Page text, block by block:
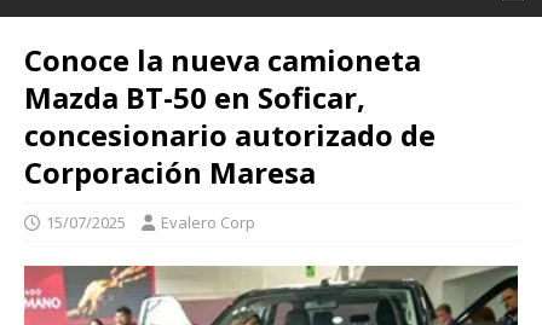
Conoce la nueva camioneta
Mazda BT-50 en Soficar,
concesionario autorizado de
Corporación Maresa
15/07/2025 Evalero Corp